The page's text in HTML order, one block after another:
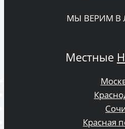
МЫ ВЕРИМ В
Местные
Красная